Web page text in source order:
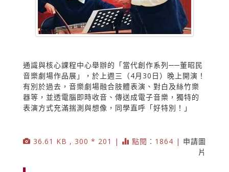
通識與核心課程中心舉辦的「當代創作系列──董昭民
音樂劇場作品展」，於上週三（4月30日）晚上開演！
有別於過去，音樂劇場融合肢體表演、對白及絲竹樂
器等，並透電腦即時收音、傳送成電子音樂，獨特的
表演方式充滿揣測與想像，同學直呼「好特別！」
36.61 KB , 300 * 201 | 點閱：1864 | 申請圖
片